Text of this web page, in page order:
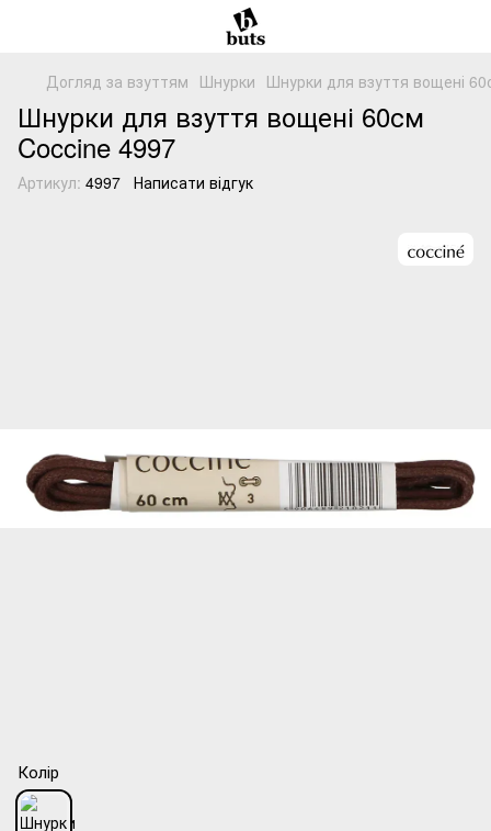
Догляд за взуттям Шнурки Шнурки для взуття вощені
Шнурки для взуття вощені 60см
Coccine 4997
Артикул: 4997 Написати відгук
Колір